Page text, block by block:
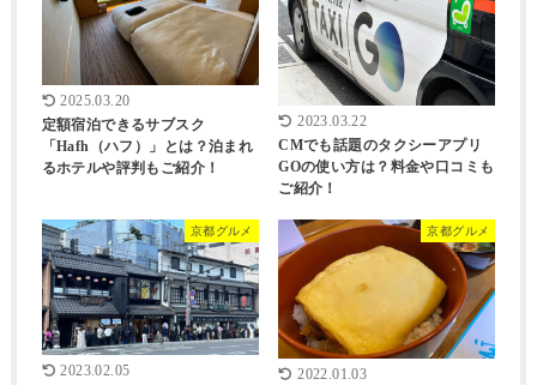
2025.03.20
定額宿泊できるサブスク
「Hafh（ハフ）」とは？泊まれ
るホテルや評判もご紹介！
2023.03.22
CMでも話題のタクシーアプリ
GOの使い方は？料金や口コミも
ご紹介！
京都グルメ
2023.02.05
京都グルメ
2022.01.03